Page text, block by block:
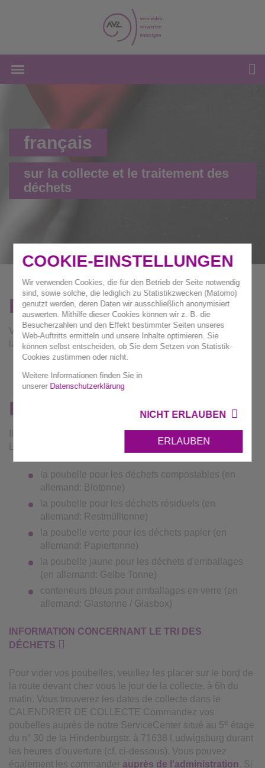
COOKIE-EINSTELLUNGEN
Wir verwenden Cookies, die für den Betrieb der Seite notwendig
sind, sowie solche, die lediglich zu Statistikzwecken (Matomo)
genutzt werden, deren Daten wir ausschließlich anonymisiert
auswerten. Mithilfe dieser Cookies können wir z. B. die
Besucherzahlen und den Effekt bestimmter Seiten unseres
Web-Auftritts ermitteln und unsere Inhalte optimieren. Sie
können selbst entscheiden, ob Sie dem Setzen von Statistik-
Cookies zustimmen oder nicht.
Weitere Informationen finden Sie in
unserer Datenschutzerklärung
NICHT ERLAUBEN
ERLAUBEN
français
sur la collecte et le traitement des
déchets
Bienvenue!
Vous trouverez ici les principales informations concernant
la gestion des déchets dans votre langue.
Poubelles
Il existe 5 poubelles différentes dans l'arrondissement de
la poubelle pour les déchets compostables (en
allemand: Biotonne)
la poubelle pour les déchets résiduels (en
allemand: Restmülltonne)
la poubelle verte pour les déchets papier (en
allemand: Papiertonne)
la poubelle jaune pour les déchets d'emballages
(en allemand: Gelbe Tonne)
conteneurs bleus pour emballages en verre (en
allemand: Glastonne / Glasbox)
INFORMATION CONCERNANT LE TRI DES
DÉCHETS
Pour vider vos poubelles, veuillez les placer sur le bord de
la route devant chez vous le jour de la collecte, à 6h du
matin. Vous trouverez les dates de collecte dans le
CALENDRIER DE COLLECTE Commandez vos
poubelles auprès de notre ServiceCenter situé au 5e étage
du n° 30 de la Hindenburgstr. à 71638 Ludwigsburg durant
les heures d'ouverture (cf. ci-dessous). Vous pouvez
également les commander auprès de l'administration. Si